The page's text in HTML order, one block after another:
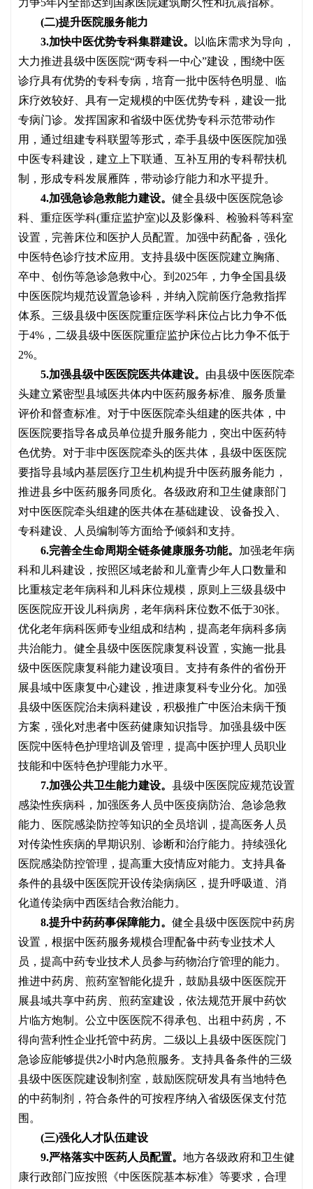
(二)提升医院服务能力
3.加快中医优势专科集群建设。
以临床需求为导向，
大力推进县级中医医院“两专科一中心”建设，围绕中医
诊疗具有优势的专科专病，培育一批中医特色明显、临
床疗效较好、具有一定规模的中医优势专科，建设一批
专病门诊。发挥国家和省级中医优势专科示范带动作
用，通过组建专科联盟等形式，牵手县级中医医院加强
中医专科建设，建立上下联通、互补互用的专科帮扶机
制，形成专科发展雁阵，带动诊疗能力和水平提升。
4.加强急诊急救能力建设。 健全县级中医医院急诊
科、重症医学科(重症监护室)以及影像科、检验科等科室
设置，完善床位和医护人员配置。加强中药配备，强化
中医特色诊疗技术应用。支持县级中医医院建立胸痛、
卒中、创伤等急诊急救中心。到2025年，力争全国县级
中医医院均规范设置急诊科，并纳入院前医疗急救指挥
体系。三级县级中医医院重症医学科床位占比力争不低
于4%，二级县级中医医院重症监护床位占比力争不低于
2%。
5.加强县级中医医院医共体建设。 由县级中医医院牵
头建立紧密型县域医共体内中医药服务标准、服务质量
评价和督查标准。对于中医医院牵头组建的医共体，中
医医院要指导各成员单位提升服务能力，突出中医药特
色优势。对于非中医医院牵头的医共体，县级中医医院
要指导县域内基层医疗卫生机构提升中医药服务能力，
推进县乡中医药服务同质化。各级政府和卫生健康部门
对中医医院牵头组建的医共体在基础建设、设备投入、
专科建设、人员编制等方面给予倾斜和支持。
6.完善全生命周期全链条健康服务功能。 加强老年病
科和儿科建设，按照区域老龄和儿童青少年人口数量和
比重核定老年病科和儿科床位规模，原则上三级县级中
医医院应开设儿科病房，老年病科床位数不低于30张。
优化老年病科医师专业组成和结构，提高老年病科多病
共治能力。健全县级中医医院康复科设置，实施一批县
级中医医院康复科能力建设项目。支持有条件的省份开
展县域中医康复中心建设，推进康复科专业分化。加强
县级中医医院治未病科建设，积极推广中医治未病干预
方案，强化对患者中医药健康知识指导。加强县级中医
医院中医特色护理培训及管理，提高中医护理人员职业
技能和中医特色护理能力水平。
7.加强公共卫生能力建设。 县级中医医院应规范设置
感染性疾病科，加强医务人员中医疫病防治、急诊急救
能力、医院感染防控等知识的全员培训，提高医务人员
对传染性疾病的早期识别、诊断和治疗能力。持续强化
医院感染防控管理，提高重大疫情应对能力。支持具备
条件的县级中医医院开设传染病病区，提升呼吸道、消
化道传染病中西医结合救治能力。
8.提升中药药事保障能力。 健全县级中医医院中药房
设置，根据中医药服务规模合理配备中药专业技术人
员，提高中药专业技术人员参与药物治疗管理的能力。
推进中药房、煎药室智能化提升，鼓励县级中医医院开
展县域共享中药房、煎药室建设，依法规范开展中药饮
片临方炮制。公立中医医院不得承包、出租中药房，不
得向营利性企业托管中药房。二级以上县级中医医院门
急诊应能够提供2小时内急煎服务。支持具备条件的三级
县级中医医院建设制剂室，鼓励医院研发具有当地特色
的中药制剂，符合条件的可按程序纳入省级医保支付范
围。
(三)强化人才队伍建设
9.严格落实中医药人员配置。 地方各级政府和卫生健
康行政部门应按照《中医医院基本标准》等要求，合理